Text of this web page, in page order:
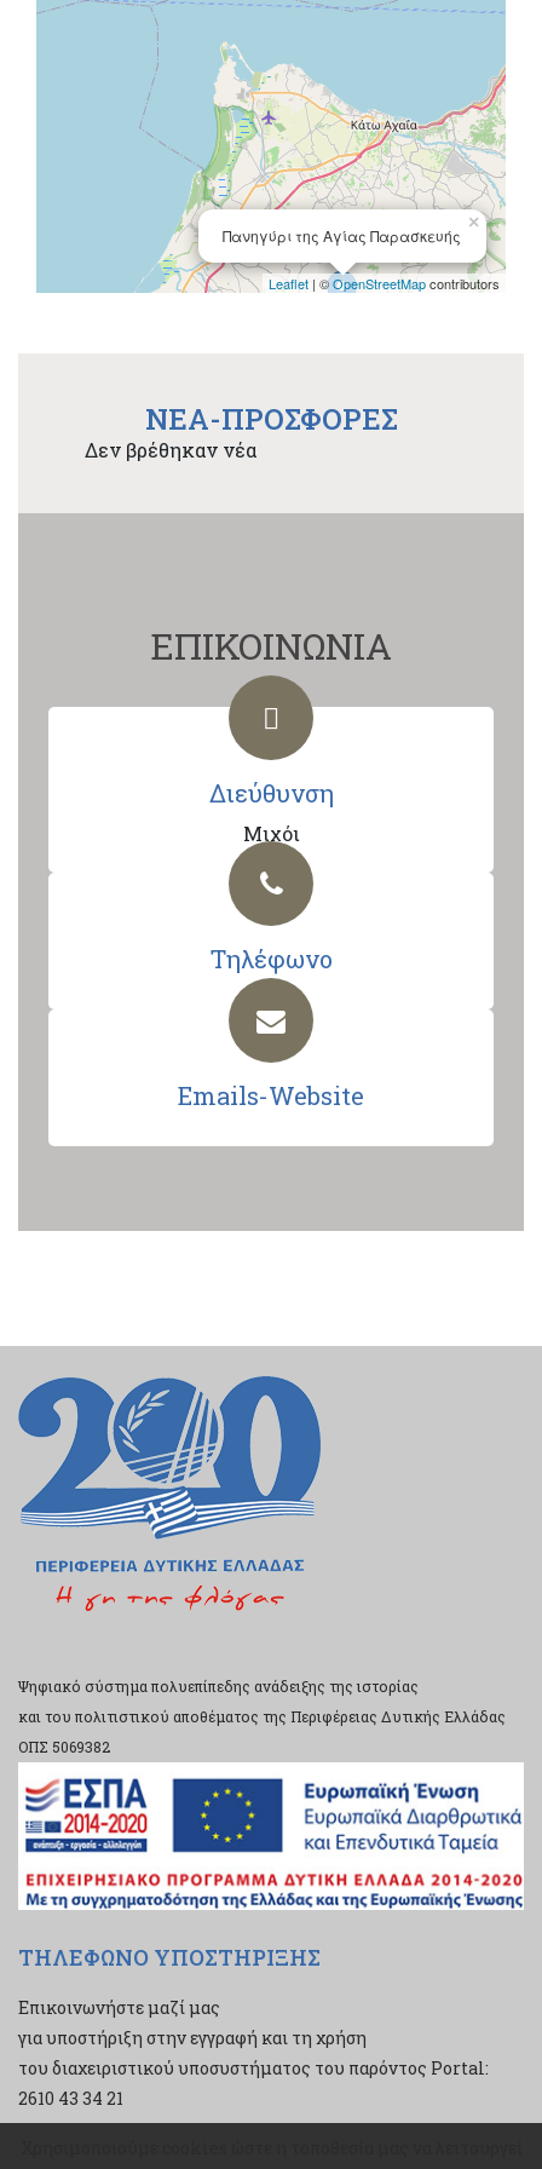
Πανηγύρι της Αγίας Παρασκευής
×
Leaflet | ©OpenStreetMapcontributors
NEA-ΠΡΟΣΦΟΡΕΣ
Δεν βρέθηκαν νέα
ΕΠΙΚΟΙΝΩΝΙΑ
Διεύθυνση
Μιχόι
Τηλέφωνο
Emails-Website
Ψηφιακό σύστημα πολυεπίπεδης ανάδειξης της ιστορίας
και του πολιτιστικού αποθέματος της Περιφέρειας Δυτικής Ελλάδας
ΟΠΣ 5069382
ΤΗΛΕΦΩΝΟ ΥΠΟΣΤΗΡΙΞΗΣ
Επικοινωνήστε μαζί μας
για υποστήριξη στην εγγραφή και τη χρήση
του διαχειριστικού υποσυστήματος του παρόντος Portal:
2610 43 34 21